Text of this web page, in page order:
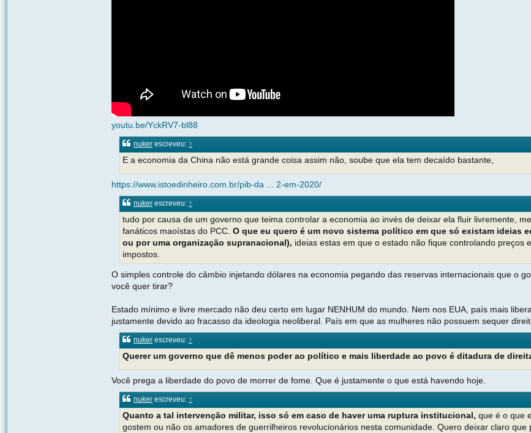
youtu.be/YckRV7-bl88
nuker escreveu: ↑
E a economia da China não está grande coisa assim não, soube que ela tem decaído bastante,
https://www.istoedinheiro.com.br/pib-da ... 2-em-2020/
nuker escreveu: ↑
tudo por causa de um governo que teima controlar a economia ao invés de deixar ela fluir livremente,
fanáticos maoístas do PCC. O que eu quero é um novo sistema político em que só existam ideias
ou por uma organização supranacional), ideias estas em que o estado não fique controlando
impostos.
O simples controle do câmbio injetando dólares na economia pegando das reservas internacionais que o
você quer tirar?
Estado mínimo e livre mercado não deu certo em lugar NENHUM do mundo. Nem nos EUA, país mais
justamente devido ao fracasso da ideologia neoliberal. País em que as mulheres não possuem sequer
nuker escreveu: ↑
Querer um governo que dê menos poder ao político e mais liberdade ao povo é ditadura de
Você prega a liberdade do povo de morrer de fome. Que é justamente o que está havendo hoje.
nuker escreveu: ↑
Quanto a tal intervenção militar, isso só em caso de haver uma ruptura institucional, que é o que
gostem ou não os amadores de guerrilheiros revolucionários nesta comunidade. Quero deixar claro